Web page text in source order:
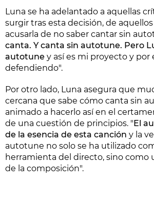
Luna se ha adelantado a aquellas
surgir tras esta decisión, de
acusarla de no saber cantar sin
canta. Y canta sin autotune. Pero
autotune y así es mi proyecto y por
defendiendo".
Por otro lado, Luna asegura que
cercana que sabe cómo canta sin
animado a hacerlo así en el
de una cuestión de principios. "El
de la esencia de esta canción y la
autotune no solo se ha utilizado
herramienta del directo, sino como
de la composición".